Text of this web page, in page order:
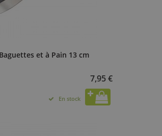
et à Pain 13 cm
7,95 €
En stock